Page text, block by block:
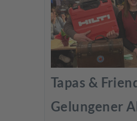
Tapas &
Gelungener